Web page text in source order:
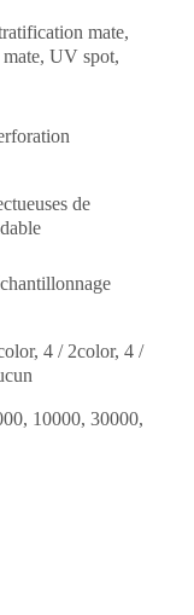
mate,
UV spot,
de
4 / 2color, 4 /
10000, 30000,